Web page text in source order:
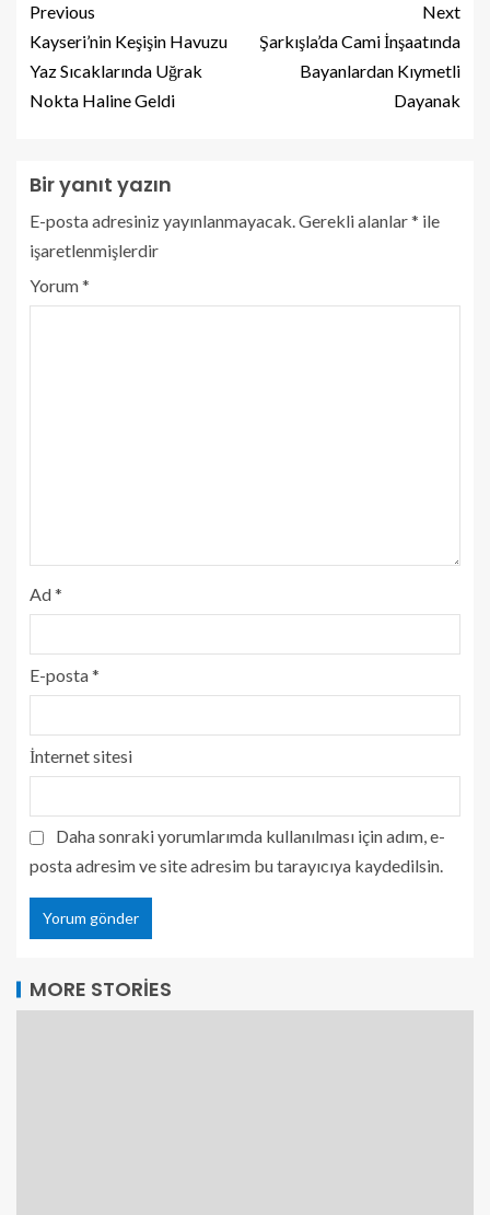
Previous
Kayseri’nin Keşişin Havuzu
Yaz Sıcaklarında Uğrak
Nokta Haline Geldi
Next
Şarkışla’da Cami İnşaatında
Bayanlardan Kıymetli
Dayanak
Bir yanıt yazın
E-posta adresiniz yayınlanmayacak.Gerekli alanlar* ile
işaretlenmişlerdir
Yorum*
Ad*
E-posta*
İnternet sitesi
Daha sonraki yorumlarımda kullanılması için adım, e-
posta adresim ve site adresim bu tarayıcıya kaydedilsin.
MORE STORIES